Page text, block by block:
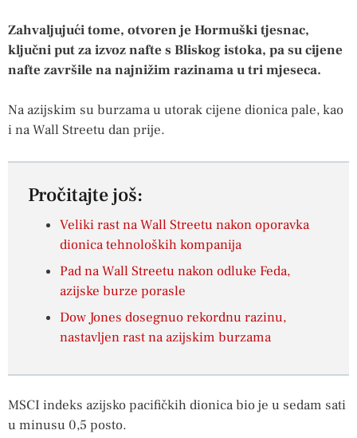
Zahvaljujući tome, otvoren je Hormuški tjesnac,
ključni put za izvoz nafte s Bliskog istoka, pa su cijene
nafte završile na najnižim razinama u tri mjeseca.
Na azijskim su burzama u utorak cijene dionica pale, kao
i na Wall Streetu dan prije.
Pročitajte još:
Veliki rast na Wall Streetu nakon oporavka
dionica tehnoloških kompanija
Pad na Wall Streetu nakon odluke Feda,
azijske burze porasle
Dow Jones dosegnuo rekordnu razinu,
nastavljen rast na azijskim burzama
MSCI indeks azijsko pacifičkih dionica bio je u sedam sati
u minusu 0,5 posto.